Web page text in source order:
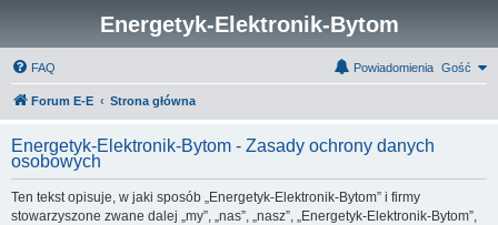
Energetyk-Elektronik-Bytom
FAQ Gość
Powiadomienia
Forum E-E Strona główna
Energetyk-Elektronik-Bytom - Zasady ochrony danych
osobowych
Ten tekst opisuje, w jaki sposób „Energetyk-Elektronik-Bytom” i firmy
stowarzyszone zwane dalej „my”, „nas”, „nasz”, „Energetyk-Elektronik-Bytom”,